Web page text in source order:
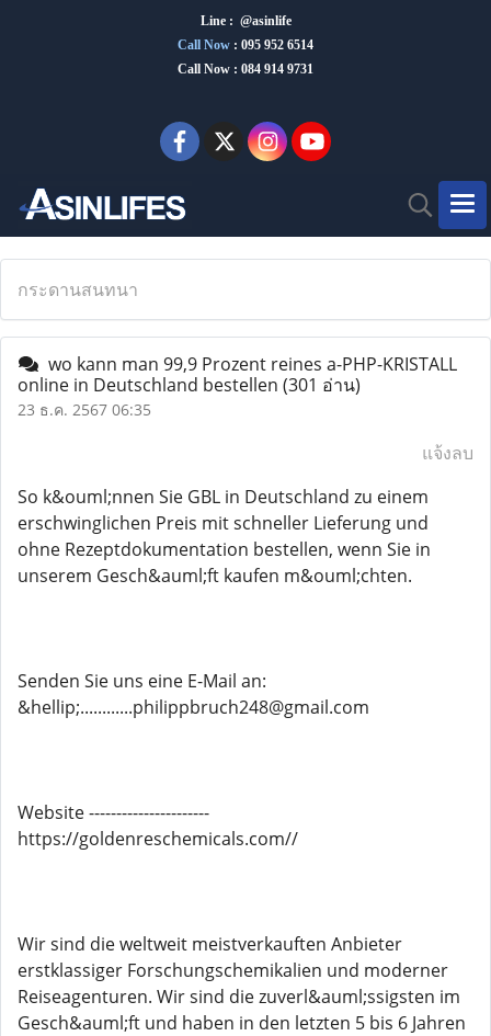
Line : @asinlife
Call Now : 095 952 6514
Call Now : 084 914 9731
กระดานสนทนา
wo kann man 99,9 Prozent reines a-PHP-KRISTALL
online in Deutschland bestellen (301 อ่าน)
23 ธ.ค. 2567 06:35
แจ้งลบ
So k&ouml;nnen Sie GBL in Deutschland zu einem
erschwinglichen Preis mit schneller Lieferung und
ohne Rezeptdokumentation bestellen, wenn Sie in
unserem Gesch&auml;ft kaufen m&ouml;chten.
Senden Sie uns eine E-Mail an:
&hellip;............philippbruch248@gmail.com
Website ----------------------
https://goldenreschemicals.com//
Wir sind die weltweit meistverkauften Anbieter
erstklassiger Forschungschemikalien und moderner
Reiseagenturen. Wir sind die zuverl&auml;ssigsten im
Gesch&auml;ft und haben in den letzten 5 bis 6 Jahren